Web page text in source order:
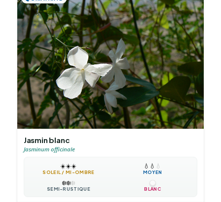
Jasmin blanc
Jasminum officinale
☀️☀️☀️
SOLEIL / MI-OMBRE
💧 💧 💧
MOYEN
❄️❄️❄️
SEMI-RUSTIQUE BLANC